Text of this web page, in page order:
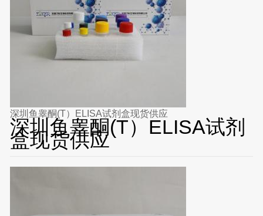
深圳鱼睾酮(T）ELISA试剂盒现货供应
深圳鱼睾酮(T）ELISA试剂
盒现货供应